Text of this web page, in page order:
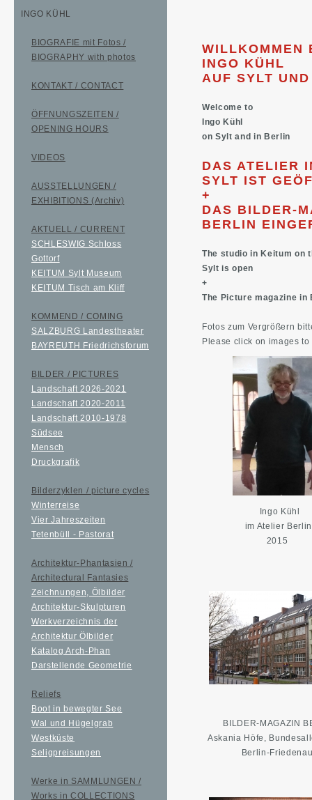
INGO KÜHL
BIOGRAFIE mit Fotos /
BIOGRAPHY with photos
KONTAKT / CONTACT
ÖFFNUNGSZEITEN /
OPENING HOURS
VIDEOS
AUSSTELLUNGEN /
EXHIBITIONS (Archiv)
AKTUELL / CURRENT
SCHLESWIG Schloss
Gottorf
KEITUM Sylt Museum
KEITUM Tisch am Kliff
KOMMEND / COMING
SALZBURG Landestheater
BAYREUTH Friedrichsforum
BILDER / PICTURES
Landschaft 2026-2021
Landschaft 2020-2011
Landschaft 2010-1978
Südsee
Mensch
Druckgrafik
Bilderzyklen / picture cycles
Winterreise
Vier Jahreszeiten
Tetenbüll - Pastorat
Architektur-Phantasien /
Architectural Fantasies
Zeichnungen, Ölbilder
Architektur-Skulpturen
Werkverzeichnis der
Architektur Ölbilder
Katalog Arch-Phan
Darstellende Geometrie
Reliefs
Boot in bewegter See
Wal und Hügelgrab
Westküste
Seligpreisungen
Werke in SAMMLUNGEN /
Works in COLLECTIONS
WILLKOMMEN
INGO KÜHL
AUF SYLT
Welcome to
Ingo Kühl
on Sylt and in Berlin
DAS ATELIER
SYLT IST
+
DAS BILDER-
BERLIN
The studio in Keitum on
Sylt is open
+
The Picture magazine in
Fotos zum Vergrößern
Please click on images
Ingo Kühl
im Atelier Berlin
2015
BILDER-MAGAZIN
Askania Höfe,
Berlin-